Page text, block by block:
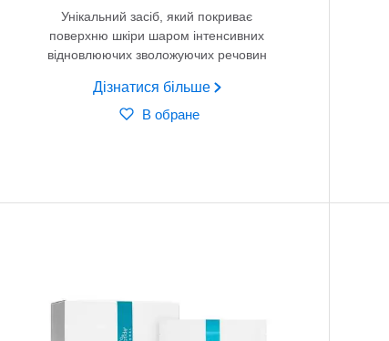
Унікальний засіб, який покриває
поверхню шкіри шаром інтенсивних
відновлюючих зволожуючих речовин
Дізнатися більше
В обране